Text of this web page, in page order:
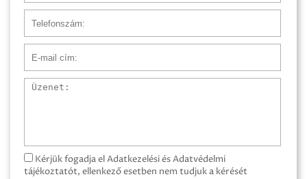
Üzenet
Kérjük fogadja el Adatkezelési és Adatvédelmi
tájékoztatót, ellenkező esetben nem tudjuk a kérését